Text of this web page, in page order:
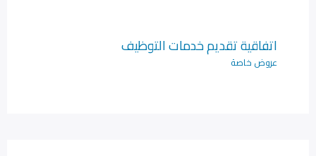
اتفاقية تقديم خدمات التوظيف
عروض خاصة